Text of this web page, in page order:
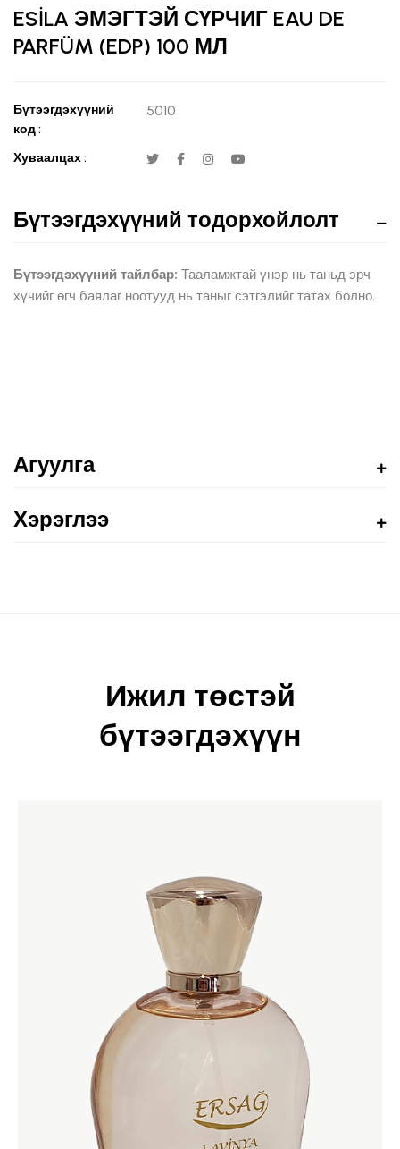
ESİLA ЭМЭГТЭЙ СҮРЧИГ EAU DE
PARFÜM (EDP) 100 МЛ
Бүтээгдэхүүний
код :
5010
Хуваалцах :
Бүтээгдэхүүний тодорхойлолт
Бүтээгдэхүүний тайлбар: Тааламжтай үнэр нь таньд эрч
хүчийг өгч баялаг ноотууд нь таныг сэтгэлийг татах болно.
Агуулга
Хэрэглээ
Ижил төстэй
бүтээгдэхүүн